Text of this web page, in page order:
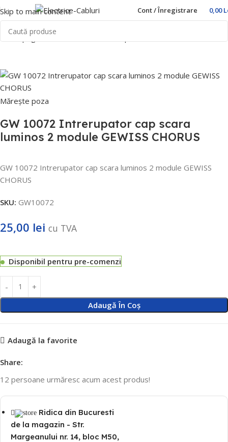
Skip to main content Cont / Înregistrare 0,00
Prima pagină
Mărește poza
GW 10072 Intrerupator cap scara
luminos 2 module GEWISS CHORUS
GW 10072 Intrerupator cap scara luminos 2 module GEWISS
CHORUS
SKU: GW10072
25,00 lei cu TVA
Disponibil pentru pre-comenzi
Adaugă În Coș
Adaugă la favorite
Share:
12 persoane urmăresc acum acest produs!
Ridica din Bucuresti
de la magazin - Str.
Margeanului nr. 14, bloc M50,